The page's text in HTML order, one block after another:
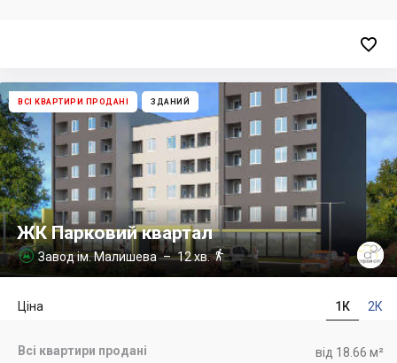

ВСІ КВАРТИРИ ПРОДАНІ ЗДАНИЙ
ЖК Парковий квартал
 Завод ім. Малишева– 12 хв.
1К 2К
Ціна
від 18.66 м²
Всі квартири продані